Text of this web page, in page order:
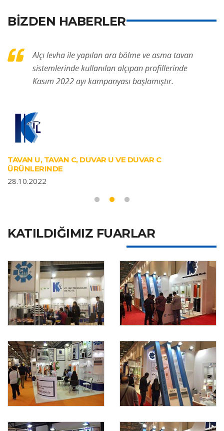
BİZDEN HABERLER
Alçı levha ile yapılan ara bölme ve asma tavan
sistemlerinde kullanılan alçıpan profillerinde
Kasım 2022 ayı kampanyası başlamıştır.
TAVAN U, TAVAN C, DUVAR U VE DUVAR C
ÜRÜNLERINDE
28.10.2022
KATILDIĞIMIZ FUARLAR